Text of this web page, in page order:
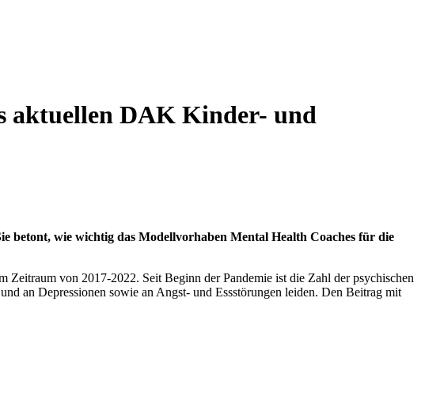
aktuellen DAK Kinder- und
betont, wie wichtig das Modellvorhaben Mental Health Coaches für die
von 2017-2022. Seit Beginn der Pandemie ist die Zahl der psychischen
an Depressionen sowie an Angst- und Essstörungen leiden. Den Beitrag mit